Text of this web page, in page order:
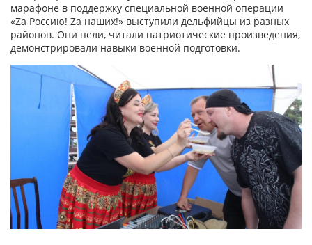
марафоне в поддержку специальной военной операции
«Zа Россию! Zа наших!» выступили дельфийцы из разных
районов. Они пели, читали патриотические произведения,
демонстрировали навыки военной подготовки.